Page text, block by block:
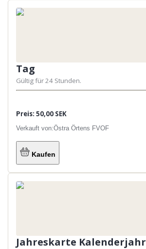
Tag
Gültig für 24 Stunden.
Preis: 50,00 SEK
Verkauft von:Östra Örtens FVOF
Kaufen
Jahreskarte Kalenderjahr